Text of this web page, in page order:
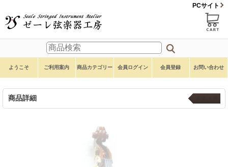
PCサイト
ようこそ ご利用案内 商品カテゴリー 会員ログイン 会員登録 お問い合わせ
商品詳細